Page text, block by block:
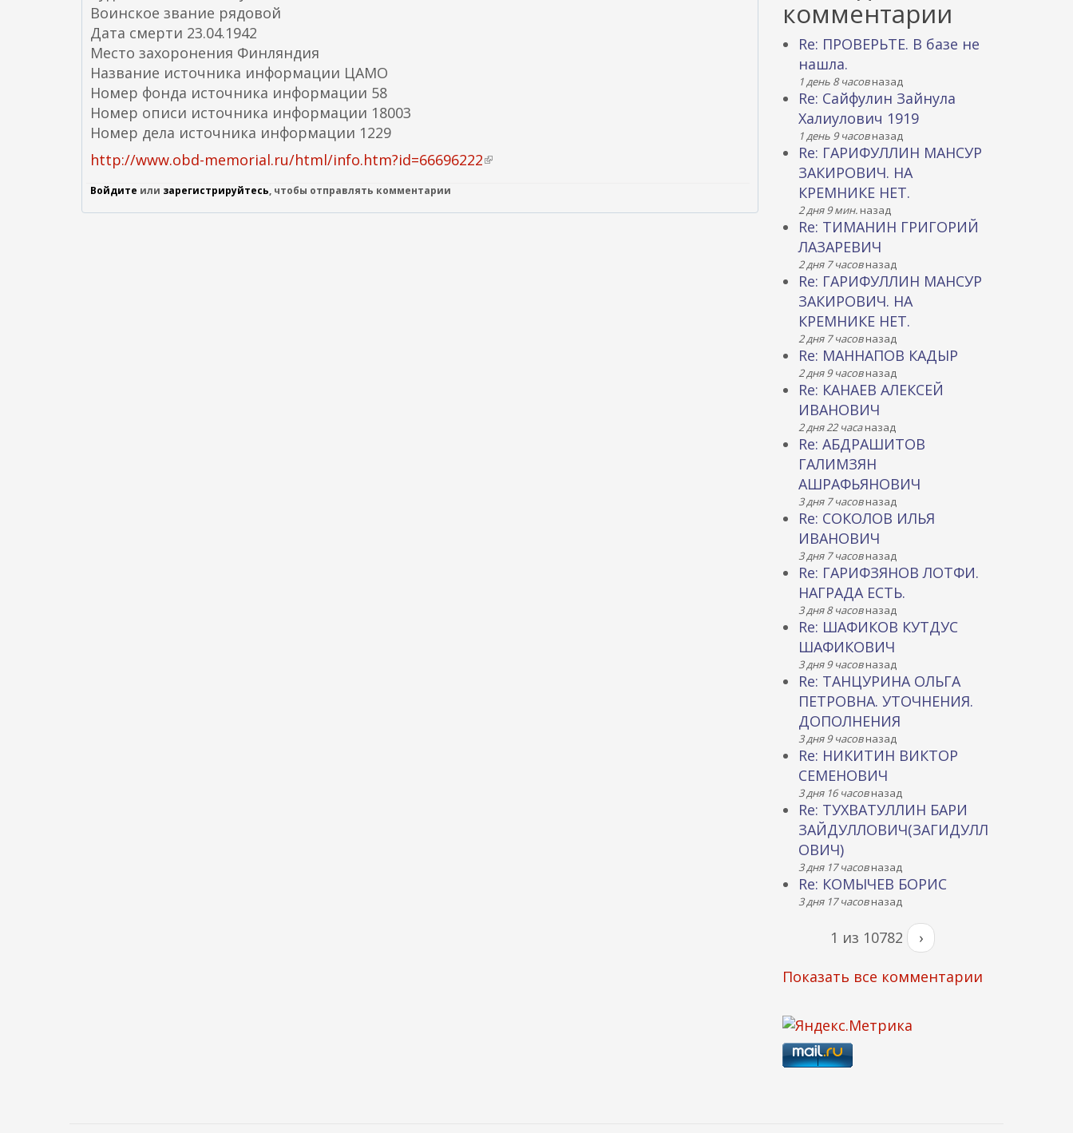
Воинское звание рядовой
Дата смерти 23.04.1942
Место захоронения Финляндия
Название источника информации ЦАМО
Номер фонда источника информации 58
Номер описи источника информации 18003
Номер дела источника информации 1229
http://www.obd-memorial.ru/html/info.htm?id=66696222(
е
Войдите или зарегистрируйтесь, чтобы отправлять комментарии
комментарии
Re: ПРОВЕРЬТЕ. В базе не
нашла.
1 день 8 часовназад
Re: Сайфулин Зайнула
Халиулович 1919
1 день 9 часовназад
Re: ГАРИФУЛЛИН МАНСУР
ЗАКИРОВИЧ. НА
КРЕМНИКЕ НЕТ.
2 дня 9 мин.назад
Re: ТИМАНИН ГРИГОРИЙ
ЛАЗАРЕВИЧ
2 дня 7 часовназад
Re: ГАРИФУЛЛИН МАНСУР
ЗАКИРОВИЧ. НА
КРЕМНИКЕ НЕТ.
2 дня 7 часовназад
Re: МАННАПОВ КАДЫР
2 дня 9 часовназад
Re: КАНАЕВ АЛЕКСЕЙ
ИВАНОВИЧ
2 дня 22 часаназад
Re: АБДРАШИТОВ
ГАЛИМЗЯН
АШРАФЬЯНОВИЧ
3 дня 7 часовназад
Re: СОКОЛОВ ИЛЬЯ
ИВАНОВИЧ
3 дня 7 часовназад
Re: ГАРИФЗЯНОВ ЛОТФИ.
НАГРАДА ЕСТЬ.
3 дня 8 часовназад
Re: ШАФИКОВ КУТДУС
ШАФИКОВИЧ
3 дня 9 часовназад
Re: ТАНЦУРИНА ОЛЬГА
ПЕТРОВНА. УТОЧНЕНИЯ.
ДОПОЛНЕНИЯ
3 дня 9 часовназад
Re: НИКИТИН ВИКТОР
СЕМЕНОВИЧ
3 дня 16 часовназад
Re: ТУХВАТУЛЛИН БАРИ
ЗАЙДУЛЛОВИЧ(ЗАГИДУЛЛ
ОВИЧ)
3 дня 17 часовназад
Re: КОМЫЧЕВ БОРИС
3 дня 17 часовназад
1 из 10782 ›
Показать все комментарии